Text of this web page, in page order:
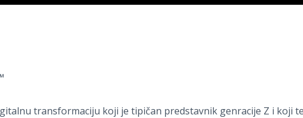
transformaciju koji je tipičan predstavnik genracije Z i koji